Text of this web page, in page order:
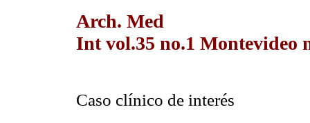
Arch. Med
Int vol.35 no.1 Montevideo
Caso clínico de interés